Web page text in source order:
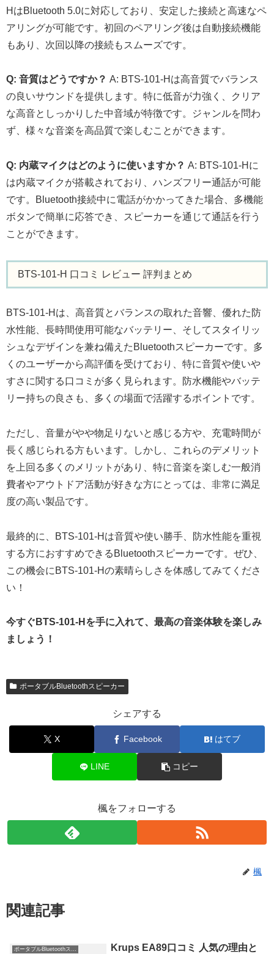
HはBluetooth 5.0に対応しており、安定した接続と高速なペ
アリングが可能です。初回のペアリング後は自動接続機能
もあり、次回以降の接続もスムーズです。
Q: 音質はどうですか？ A: BTS-101-Hは高音質でバランス
の良いサウンドを提供します。特に低音が力強く、クリア
な高音としっかりした中音域が特徴です。ジャンルを問わ
ず、様々な音楽を高品質で楽しむことができます。
Q: 内蔵マイクはどのように使いますか？ A: BTS-101-Hに
は内蔵マイクが搭載されており、ハンズフリー通話が可能
です。Bluetooth接続中に電話がかかってきた場合、多機能
ボタンで簡単に応答でき、スピーカーを通じて通話を行う
ことができます。
BTS-101-H 口コミ レビュー 評判まとめ
BTS-101-Hは、高音質とバランスの取れた音響、優れた防
水性能、長時間使用可能なバッテリー、そしてスタイリッ
シュなデザインを兼ね備えたBluetoothスピーカーです。多
くのユーザーから高評価を受けており、特に音質や使いや
すさに関する口コミが多く見られます。防水機能やバッテ
リー持ちの良さも、多くの場面で活躍するポイントです。
ただし、音量がやや物足りないと感じる方や、充電時間が
長く感じられる方もいます。しかし、これらのデメリット
を上回る多くのメリットがあり、特に音楽を楽しむ一般消
費者やアウトドア活動が好きな方にとっては、非常に満足
度の高い製品です。
最終的に、BTS-101-Hは音質や使い勝手、防水性能を重視
する方におすすめできるBluetoothスピーカーです。ぜひ、
この機会にBTS-101-Hの素晴らしさを体感してみてくださ
い！
今すぐBTS-101-Hを手に入れて、最高の音楽体験を楽しみ
ましょう！
ポータブルBluetoothスピーカー
シェアする
X Facebook はてブ
LINE コピー
楓をフォローする
楓
関連記事
ポータブルBluetoothスピーカー
Krups EA89口コミ 人気の理由と